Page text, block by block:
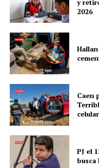
y
2026
Caen
PJ el